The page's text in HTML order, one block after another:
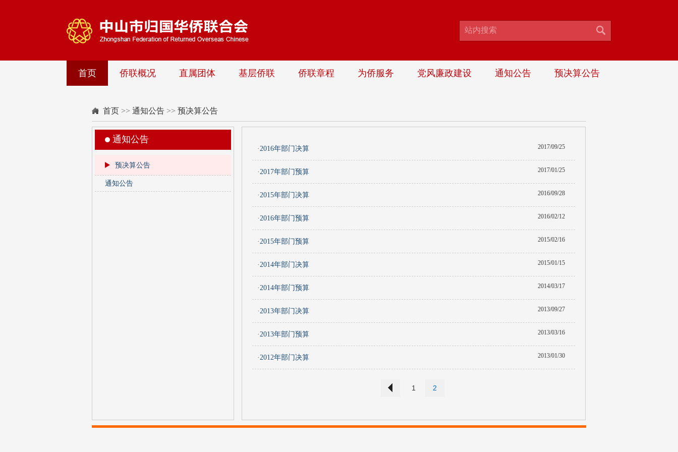
首页 侨联概况 直属团体 基层侨联 侨联章程 为侨服务 党风廉政建设 通知公告 预决算公告
首页 >> 通知公告 >> 预决算公告
通知公告
预决算公告
通知公告
·2016年部门决算 2017/09/25
·2017年部门预算 2017/01/25
·2015年部门决算 2016/09/28
·2016年部门预算 2016/02/12
·2015年部门预算 2015/02/16
·2014年部门决算 2015/01/15
·2014年部门预算 2014/03/17
·2013年部门决算 2013/09/27
·2013年部门预算 2013/03/16
·2012年部门决算 2013/01/30
1 2